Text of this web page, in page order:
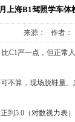
上海B1驾照学车体
来源： 作者：
C1严一点，但正常
不算，现场脱鞋量。
到5.0（对数视力表